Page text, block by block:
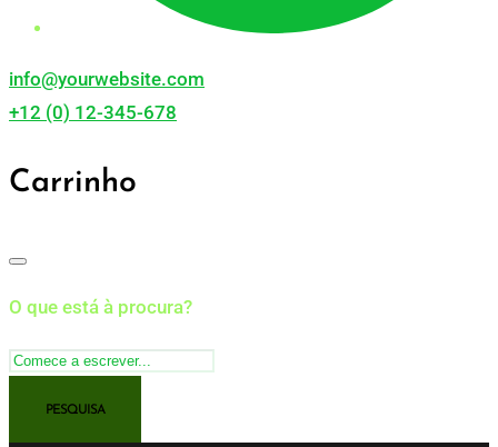
info@yourwebsite.com
+12 (0) 12-345-678
Carrinho
O que está à procura?